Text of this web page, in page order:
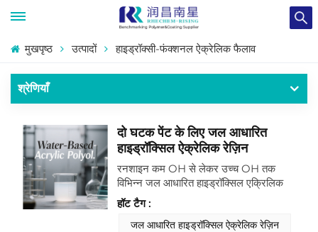
मुखपृष्ठ उत्पादों हाइड्रॉक्सी-फंक्शनल ऐक्रेलिक फैलाव
श्रेणियाँ
दो घटक पेंट के लिए जल आधारित
हाइड्रॉक्सिल ऐक्रेलिक रेज़िन
रनशाइन कम OH से लेकर उच्च OH तक
विभिन्न जल आधारित हाइड्रॉक्सिल एक्रिलिक
रेज़िन का उत्पादन करता है।जलजनित
हाइड्रॉक्सी ऐक्रेलिक रेज़िन एक जल-आधारित
बहुलक है जिसमें हाइड्रॉक्सिल समूह होते हैं, और
हॉट टैग :
जल आधारित हाइड्रॉक्सिल ऐक्रेलिक रेज़िन